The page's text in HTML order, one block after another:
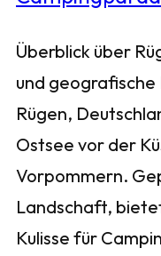
Überblick über
und geografische
Rügen,
Ostsee vor der
Vorpommern.
Landschaft,
Kulisse für